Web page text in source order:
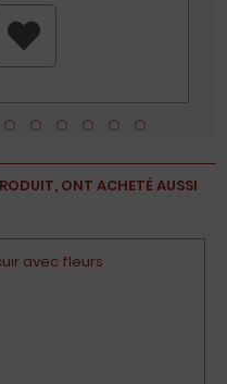
ONT ACHETÉ AUSSI